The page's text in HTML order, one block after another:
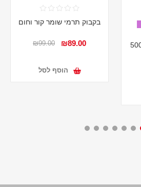
תרמי שומר קור 500
בקבוק תרמי שומר קור וחום
₪89.00
₪99.00
הוסף לסל